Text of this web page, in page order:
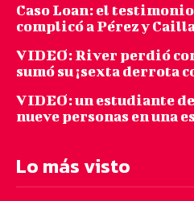
Caso Loan: el
complicó a Pérez y
VIDEO: River perdió
sumó su ¡sexta derrota
VIDEO: un estudiante de
nueve personas en una
Lo más visto